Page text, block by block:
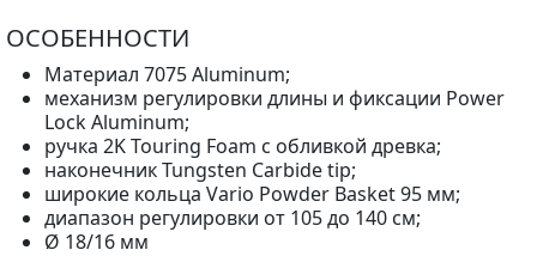
ОСОБЕННОСТИ
Материал 7075 Aluminum;
механизм регулировки длины и фиксации Power
Lock Aluminum;
ручка 2K Touring Foam с обливкой древка;
наконечник Tungsten Carbide tip;
широкие кольца Vario Powder Basket 95 мм;
диапазон регулировки от 105 до 140 см;
Ø 18/16 мм